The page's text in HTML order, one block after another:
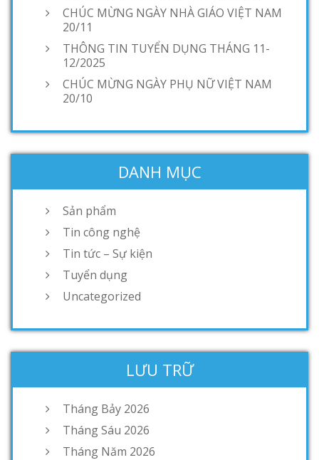
CHÚC MỪNG NGÀY NHÀ GIÁO VIỆT NAM
20/11
THÔNG TIN TUYỂN DỤNG THÁNG 11-
12/2025
CHÚC MỪNG NGÀY PHỤ NỮ VIỆT NAM
20/10
DANH MỤC
Sản phẩm
Tin công nghệ
Tin tức – Sự kiện
Tuyển dụng
Uncategorized
LƯU TRỮ
Tháng Bảy 2026
Tháng Sáu 2026
Tháng Năm 2026